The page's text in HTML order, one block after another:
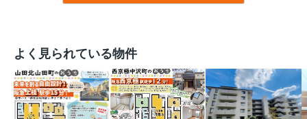
よく見られている物件